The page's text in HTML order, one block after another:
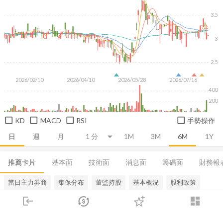
login dashboard
市場 登入
日 週 月 1M 3M 6M 1Y
2026/02/10 2026/04/10 2026/05/28 2026/07/16
2.5
3
3.5
200
400
KD MACD RSI 手勢操作
推薦卡片 基本面 技術面 消息面 籌碼面 財務報
當日主力券商 集保分布 董監持股 基本概況 股利政策